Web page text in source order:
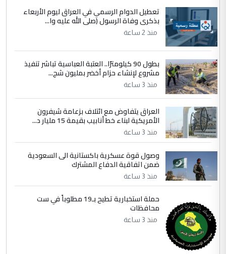
ابا فرات ...
الموضوع :
الجواهري يرد على صدام حسين سل
مضجعيك يابن الزنا (نص كامل)
5 سردار
التعليق : واحد من عصابة علي ماما يسقط
جنسية الرافد الثالث للعراق ومن اصول عريقة
الموضوع :
الجواهري يرد على صدام حسين سل
مضجعيك يابن الزنا (نص كامل)
تعطيل الدوام الرسمي في العراق ليوم الأربعاء
بذكرى وفاة الرسول (صلى الله عليه وا...
منذ 2 ساعة
بطول 90 كيلومترًا.. العتبة العباسية تباشر تنفيذ
مشروع لإنشاء حزام أخضر بمليون شج...
منذ 3 ساعة
العراق يتفاوض مع ائتلاف بزعامة شيفرون
الأمريكية لبناء خط أنابيب بقيمة 15 مليار د...
منذ 3 ساعة
وصول قوة عسكرية باكستانية الى السعودية
ضمن اتفاقية الدفاع المشترك
منذ 3 ساعة
حملة استخبارية تطيح بـ19 مطلوباً في ست
محافظات
منذ 3 ساعة